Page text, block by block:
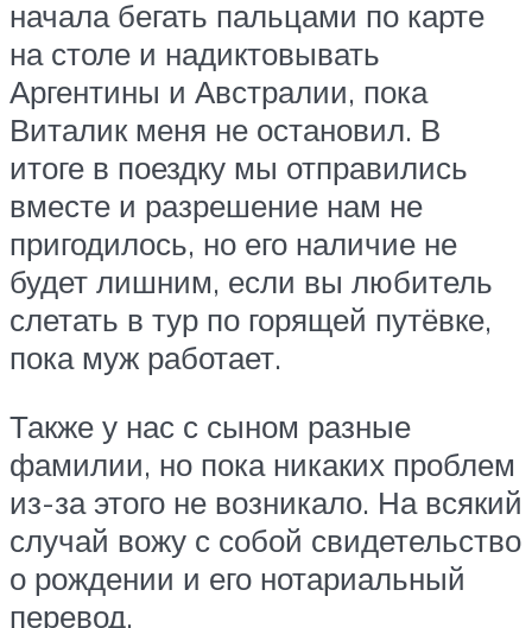
начала бегать пальцами по карте
на столе и надиктовывать
Аргентины и Австралии, пока
Виталик меня не остановил. В
итоге в поездку мы отправились
вместе и разрешение нам не
пригодилось, но его наличие не
будет лишним, если вы любитель
слетать в тур по горящей путёвке,
пока муж работает.
Также у нас с сыном разные
фамилии, но пока никаких проблем
из-за этого не возникало. На всякий
случай вожу с собой свидетельство
о рождении и его нотариальный
перевод.